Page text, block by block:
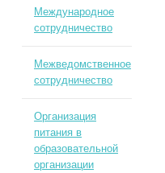
Международное
сотрудничество
Межведомственное
сотрудничество
Организация
питания в
образовательной
организации